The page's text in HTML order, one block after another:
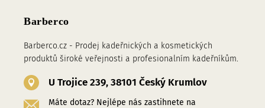
Barberco
Barberco.cz - Prodej kadeřnických a kosmetických
produktů široké veřejnosti a profesionalním kadeřníkům.
U Trojice 239, 38101 Český Krumlov
Máte dotaz? Nejlépe nás zastihnete na